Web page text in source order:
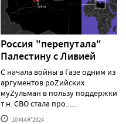
Россия "перепутала"
Палестину с Ливией
С начала войны в Газе одним из
аргументов роZийских
муZульман в пользу поддержки
т.н. СВО стала про......
10 МАЯ'2024